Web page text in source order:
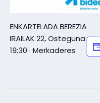
ENKARTELADA BEREZIA
IRAILAK 22, Osteguna
19:30 · Merkaderes